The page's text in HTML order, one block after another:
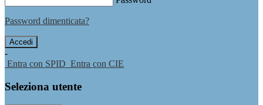
Password dimenticata?
-
Entra con SPID Entra con CIE
Seleziona utente